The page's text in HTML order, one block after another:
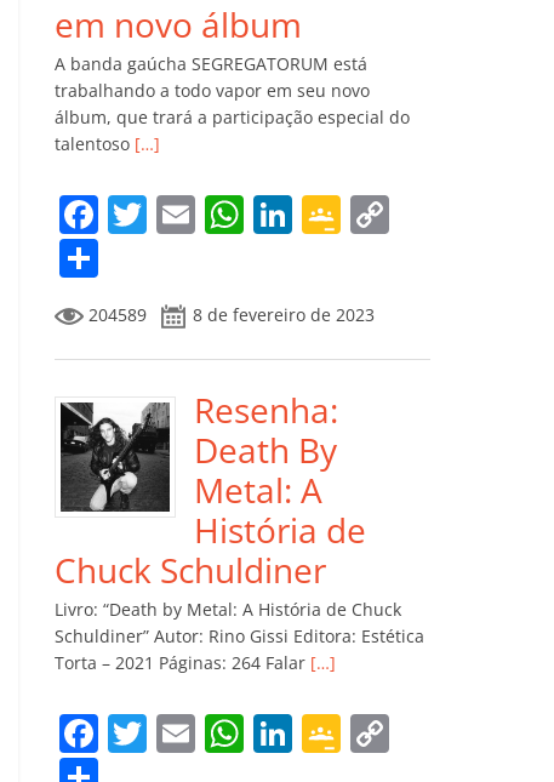
em novo álbum
A banda gaúcha SEGREGATORUM está
trabalhando a todo vapor em seu novo
álbum, que trará a participação especial do
talentoso […]
F
e
b
o
o
k
T
itt
er
E
l
W
s
A
p
p
Li
e
dI
n
G
gl
e
ro
m
Li
o
m
p
ar
til
h
ar
204589 8 de fevereiro de 2023
Resenha:
Death By
Metal: A
História de
Chuck Schuldiner
Livro: “Death by Metal: A História de Chuck
Schuldiner” Autor: Rino Gissi Editora: Estética
Torta – 2021 Páginas: 264 Falar […]
F T E W Li G